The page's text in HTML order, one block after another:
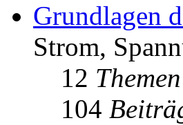
Grundlagen
Strom,
12 Themen
104